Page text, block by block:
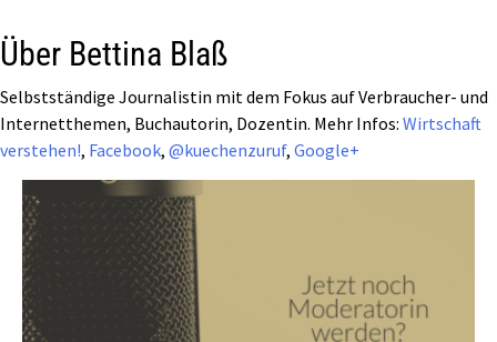
Über Bettina Blaß
Selbstständige Journalistin mit dem Fokus auf Verbraucher- und
Internetthemen, Buchautorin, Dozentin. Mehr Infos: Wirtschaft
verstehen!, Facebook, @kuechenzuruf, Google+